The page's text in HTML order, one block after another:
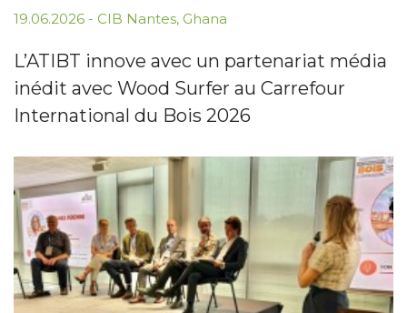
19.06.2026 - CIB Nantes, Ghana
L’ATIBT innove avec un partenariat média
inédit avec Wood Surfer au Carrefour
International du Bois 2026